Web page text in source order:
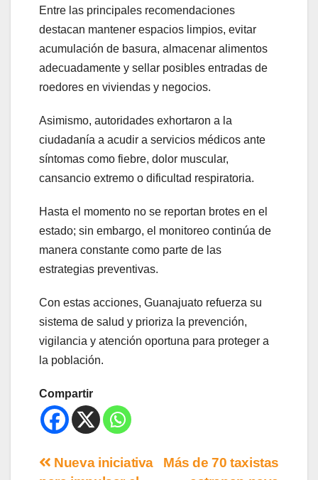
Entre las principales recomendaciones
destacan mantener espacios limpios, evitar
acumulación de basura, almacenar alimentos
adecuadamente y sellar posibles entradas de
roedores en viviendas y negocios.
Asimismo, autoridades exhortaron a la
ciudadanía a acudir a servicios médicos ante
síntomas como fiebre, dolor muscular,
cansancio extremo o dificultad respiratoria.
Hasta el momento no se reportan brotes en el
estado; sin embargo, el monitoreo continúa de
manera constante como parte de las
estrategias preventivas.
Con estas acciones, Guanajuato refuerza su
sistema de salud y prioriza la prevención,
vigilancia y atención oportuna para proteger a
la población.
Compartir
Más de 70 taxistas
Nueva iniciativa